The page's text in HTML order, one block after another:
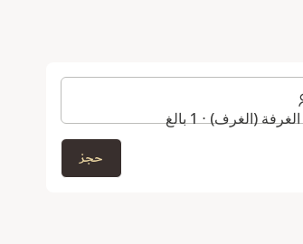
حجز